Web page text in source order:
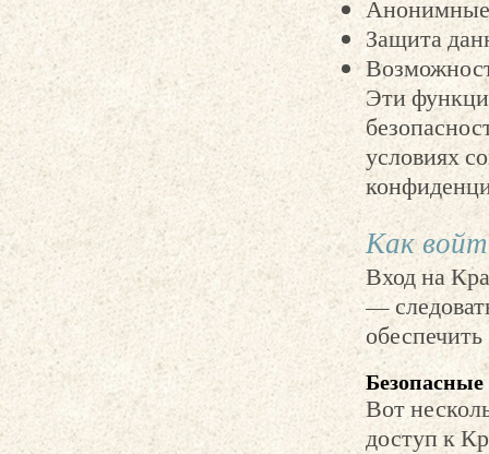
Анонимные
Защита
Эти
условиях
Как
Вход на
—
Вот
доступ к